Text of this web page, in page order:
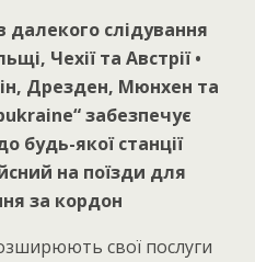
далекого слідування
Чехії та Австрії •
Дрезден, Мюнхен та
забезпечує
будь-якої станції
на поїзди для
за кордон
свої послуги